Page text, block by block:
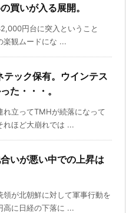
買いが入る展開。
円台に突入ということ
楽観ムードにな ...
ック保有。ウインテス
た・・・。
れ立ってTMHが続落になって
れほど大崩れでは ...
いが悪い中での上昇は
領が北朝鮮に対して軍事行動を
高に日経の下落に ...